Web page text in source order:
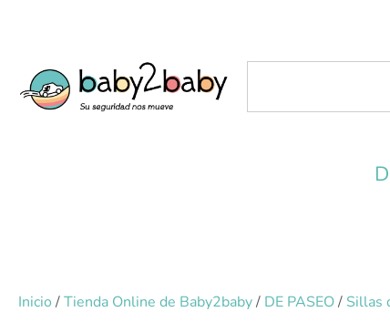
Inicio /Tienda Online de Baby2baby/ DE PASEO/ Sillas